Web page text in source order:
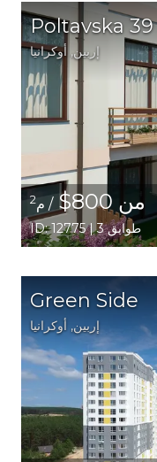
Poltavska 39
إربين, أوكرانيا
من 800$ / م2
ID: 12775 | 3 طوابق
Green Side
إربين, أوكرانيا